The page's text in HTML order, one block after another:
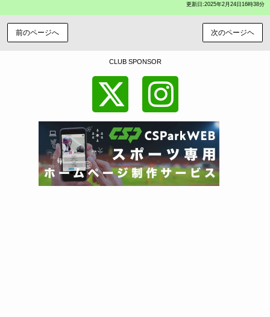
更新日:2025年2月24日16時38分
前のページへ 次のページヘ
CLUB SPONSOR